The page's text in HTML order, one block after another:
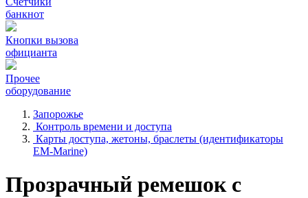
банкнот
Кнопки вызова
официанта
Прочее
оборудование
Запорожье
Контроль времени и доступа
Карты доступа, жетоны, браслеты (идентификаторы
EM-Marine)
Прозрачный ремешок с